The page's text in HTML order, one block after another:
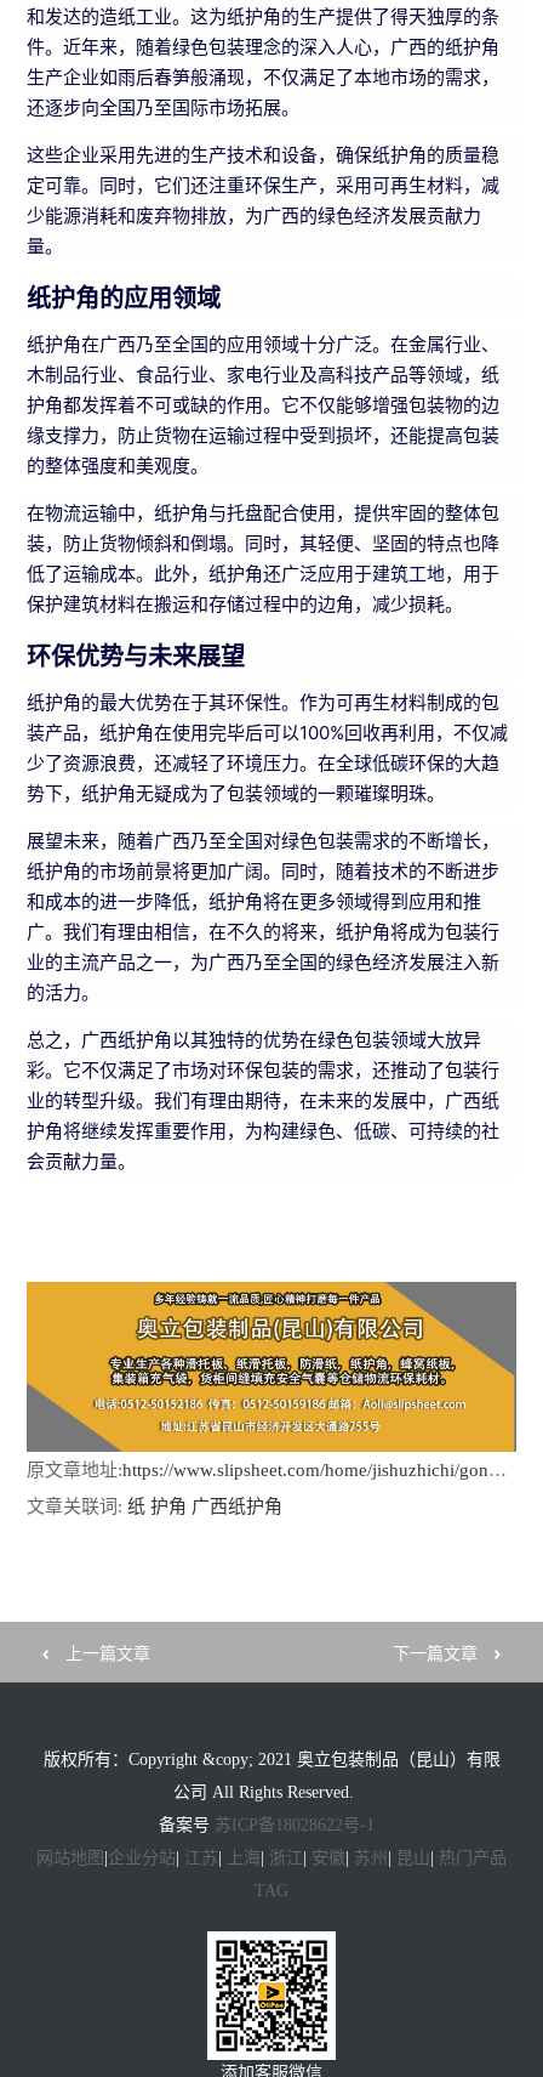
和发达的造纸工业。这为纸护角的生产提供了得天独厚的条
件。近年来，随着绿色包装理念的深入人心，广西的纸护角
生产企业如雨后春笋般涌现，不仅满足了本地市场的需求，
还逐步向全国乃至国际市场拓展。
这些企业采用先进的生产技术和设备，确保纸护角的质量稳
定可靠。同时，它们还注重环保生产，采用可再生材料，减
少能源消耗和废弃物排放，为广西的绿色经济发展贡献力
量。
纸护角的应用领域
纸护角在广西乃至全国的应用领域十分广泛。在金属行业、
木制品行业、食品行业、家电行业及高科技产品等领域，纸
护角都发挥着不可或缺的作用。它不仅能够增强包装物的边
缘支撑力，防止货物在运输过程中受到损坏，还能提高包装
的整体强度和美观度。
在物流运输中，纸护角与托盘配合使用，提供牢固的整体包
装，防止货物倾斜和倒塌。同时，其轻便、坚固的特点也降
低了运输成本。此外，纸护角还广泛应用于建筑工地，用于
保护建筑材料在搬运和存储过程中的边角，减少损耗。
环保优势与未来展望
纸护角的最大优势在于其环保性。作为可再生材料制成的包
装产品，纸护角在使用完毕后可以100%回收再利用，不仅减
少了资源浪费，还减轻了环境压力。在全球低碳环保的大趋
势下，纸护角无疑成为了包装领域的一颗璀璨明珠。
展望未来，随着广西乃至全国对绿色包装需求的不断增长，
纸护角的市场前景将更加广阔。同时，随着技术的不断进步
和成本的进一步降低，纸护角将在更多领域得到应用和推
广。我们有理由相信，在不久的将来，纸护角将成为包装行
业的主流产品之一，为广西乃至全国的绿色经济发展注入新
的活力。
总之，广西纸护角以其独特的优势在绿色包装领域大放异
彩。它不仅满足了市场对环保包装的需求，还推动了包装行
业的转型升级。我们有理由期待，在未来的发展中，广西纸
护角将继续发挥重要作用，为构建绿色、低碳、可持续的社
会贡献力量。
原文章地址:https://www.slipsheet.com/home/jishuzhichi/gongsidongtai/10043.html
文章关联词:纸 护角 广西纸护角
上一篇文章 下一篇文章
版权所有：Copyright &copy; 2021 奥立包装制品（昆山）有限
公司 All Rights Reserved.
备案号 苏ICP备18028622号-1
网站地图 企业分站 江苏 上海 浙江 安徽 苏州 昆山 热门产品
TAG
添加客服微信